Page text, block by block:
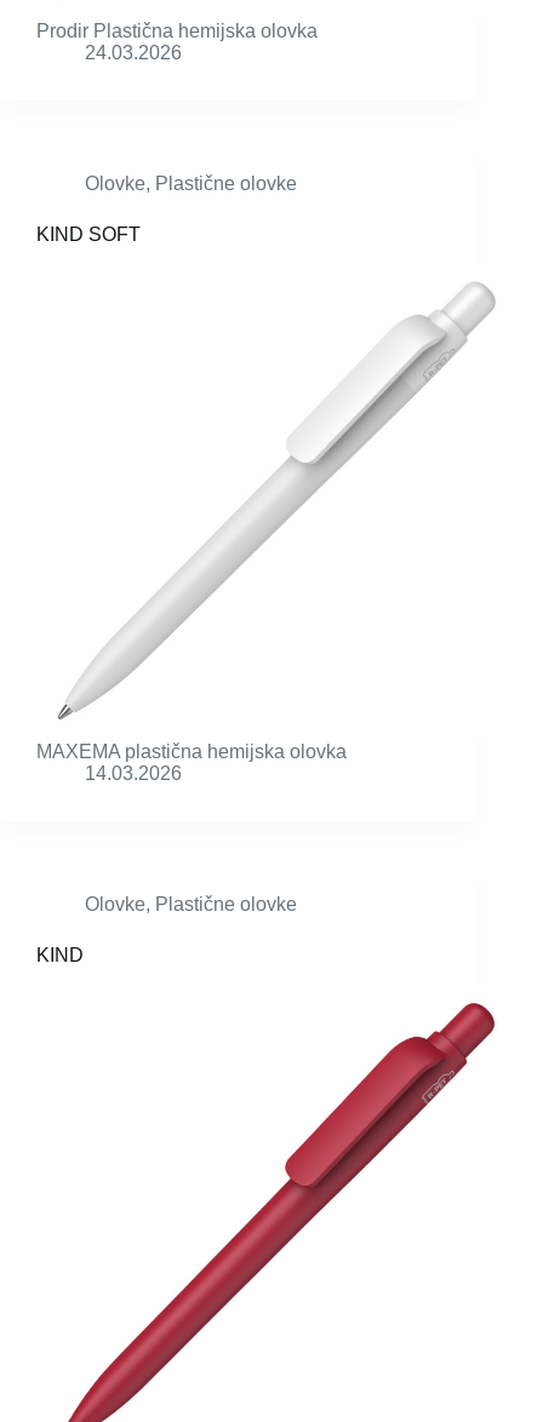
Prodir Plastična hemijska olovka
24.03.2026
Olovke, Plastične olovke
KIND SOFT
MAXEMA plastična hemijska olovka
14.03.2026
Olovke, Plastične olovke
KIND